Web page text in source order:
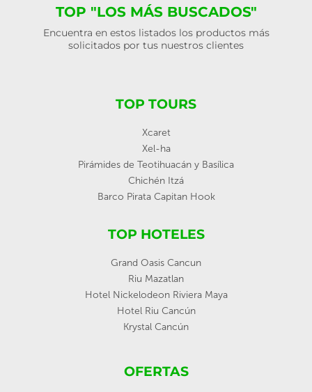
TOP "LOS MÁS BUSCADOS"
Encuentra en estos listados los productos más
solicitados por tus nuestros clientes
TOP TOURS
Xcaret
Xel-ha
Pirámides de Teotihuacán y Basílica
Chichén Itzá
Barco Pirata Capitan Hook
TOP HOTELES
Grand Oasis Cancun
Riu Mazatlan
Hotel Nickelodeon Riviera Maya
Hotel Riu Cancún
Krystal Cancún
OFERTAS